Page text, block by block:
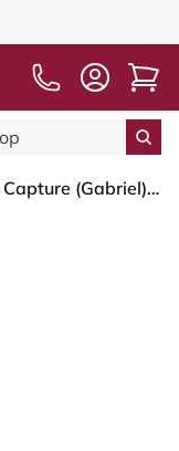
HÅG Capisco 8106 - Capture (Gabriel) - Wolle / Polyamid - CPT5101 - Green-grey - Moss Grey - 265 mm (Sitzhöhe 53-79cm) - Weiche Rollen für harte Böden